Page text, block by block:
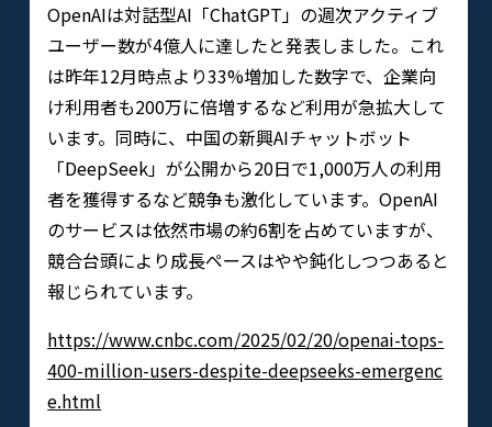
OpenAIは対話型AI「ChatGPT」の週次アクティブ
ユーザー数が4億人に達したと発表しました。これ
は昨年12月時点より33%増加した数字で、企業向
け利用者も200万に倍増するなど利用が急拡大して
います。同時に、中国の新興AIチャットボット
「DeepSeek」が公開から20日で1,000万人の利用
者を獲得するなど競争も激化しています。OpenAI
のサービスは依然市場の約6割を占めていますが、
競合台頭により成長ペースはやや鈍化しつつあると
報じられています。
https://www.cnbc.com/2025/02/20/openai-tops-
400-million-users-despite-deepseeks-emergenc
e.html